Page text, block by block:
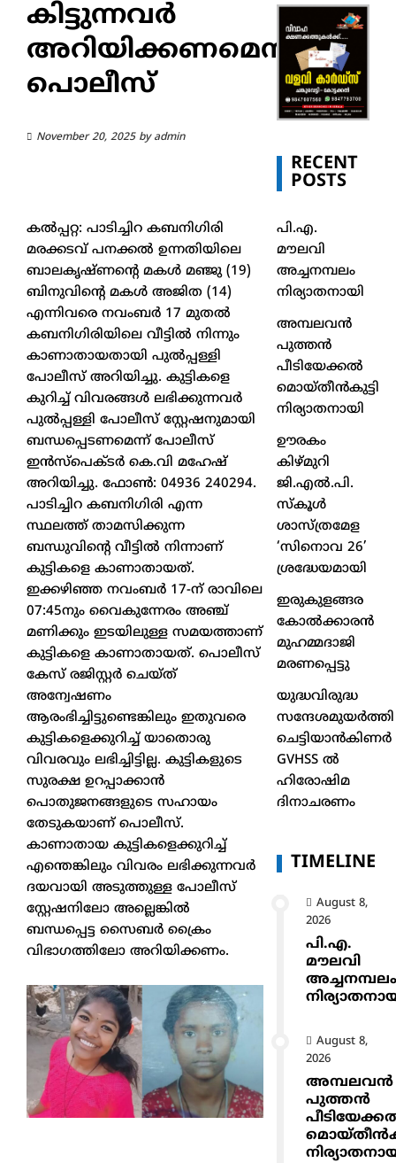
കിട്ടുന്നവര്‍
അറിയിക്കണമെന്ന്
പൊലീസ്
November 20, 2025by admin
കൽപ്പറ്റ: പാടിച്ചിറ കബനിഗിരി
മരക്കടവ് പനക്കല്‍ ഉന്നതിയിലെ
ബാലകൃഷ്ണന്റെ മകള്‍ മഞ്ജു (19)
ബിനുവിന്റെ മകള്‍ അജിത (14)
എന്നിവരെ നവംബര്‍ 17 മുതല്‍
കബനിഗിരിയിലെ വീട്ടില്‍ നിന്നും
കാണാതായതായി പുല്‍പ്പള്ളി
പോലീസ് അറിയിച്ചു. കുട്ടികളെ
കുറിച്ച് വിവരങ്ങള്‍ ലഭിക്കുന്നവര്‍
പുല്‍പ്പള്ളി പോലീസ് സ്റ്റേഷനുമായി
ബന്ധപ്പെടണമെന്ന് പോലീസ്
ഇന്‍സ്പെക്ടര്‍ കെ.വി മഹേഷ്
അറിയിച്ചു. ഫോണ്‍: 04936 240294.
പാടിച്ചിറ കബനിഗിരി എന്ന
സ്ഥലത്ത് താമസിക്കുന്ന
ബന്ധുവിന്റെ വീട്ടിൽ നിന്നാണ്
കുട്ടികളെ കാണാതായത്.
ഇക്കഴിഞ്ഞ നവംബർ 17-ന് രാവിലെ
07:45നും വൈകുന്നേരം അഞ്ച്
മണിക്കും ഇടയിലുള്ള സമയത്താണ്
കുട്ടികളെ കാണാതായത്. പൊലീസ്
കേസ് രജിസ്റ്റർ ചെയ്ത്
അന്വേഷണം
ആരംഭിച്ചിട്ടുണ്ടെങ്കിലും ഇതുവരെ
കുട്ടികളെക്കുറിച്ച് യാതൊരു
വിവരവും ലഭിച്ചിട്ടില്ല. കുട്ടികളുടെ
സുരക്ഷ ഉറപ്പാക്കാൻ
പൊതുജനങ്ങളുടെ സഹായം
തേടുകയാണ് പൊലീസ്.
കാണാതായ കുട്ടികളെക്കുറിച്ച്
എന്തെങ്കിലും വിവരം ലഭിക്കുന്നവർ
ദയവായി അടുത്തുള്ള പോലീസ്
സ്റ്റേഷനിലോ അല്ലെങ്കിൽ
ബന്ധപ്പെട്ട സൈബർ ക്രൈം
വിഭാഗത്തിലോ അറിയിക്കണം.
RECENT
POSTS
പി.എ.
മൗലവി
അച്ചനമ്പലം
നിര്യാതനായി
അമ്പലവൻ
പുത്തൻ
പീടിയേക്കൽ
മൊയ്തീൻകുട്ടി
നിര്യാതനായി
ഊരകം
കിഴ്മുറി
ജി.എൽ.പി.
സ്കൂൾ
ശാസ്ത്രമേള
‘സിനൊവ 26’
ശ്രദ്ധേയമായി
ഇരുകുളങ്ങര
കോൽക്കാരൻ
മുഹമ്മദാജി
മരണപ്പെട്ടു
യുദ്ധവിരുദ്ധ
സന്ദേശമുയർത്തി
ചെട്ടിയാൻകിണർ
GVHSS ൽ
ഹിരോഷിമ
ദിനാചരണം
TIMELINE
August 8,
2026
പി.എ.
മൗലവി
August 8,
2026
അമ്പലവൻ
പുത്തൻ